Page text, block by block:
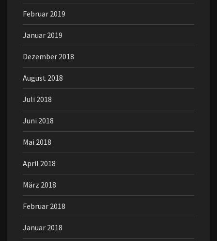
Februar 2019
Januar 2019
Dezember 2018
August 2018
Juli 2018
Juni 2018
Mai 2018
April 2018
März 2018
Februar 2018
Januar 2018